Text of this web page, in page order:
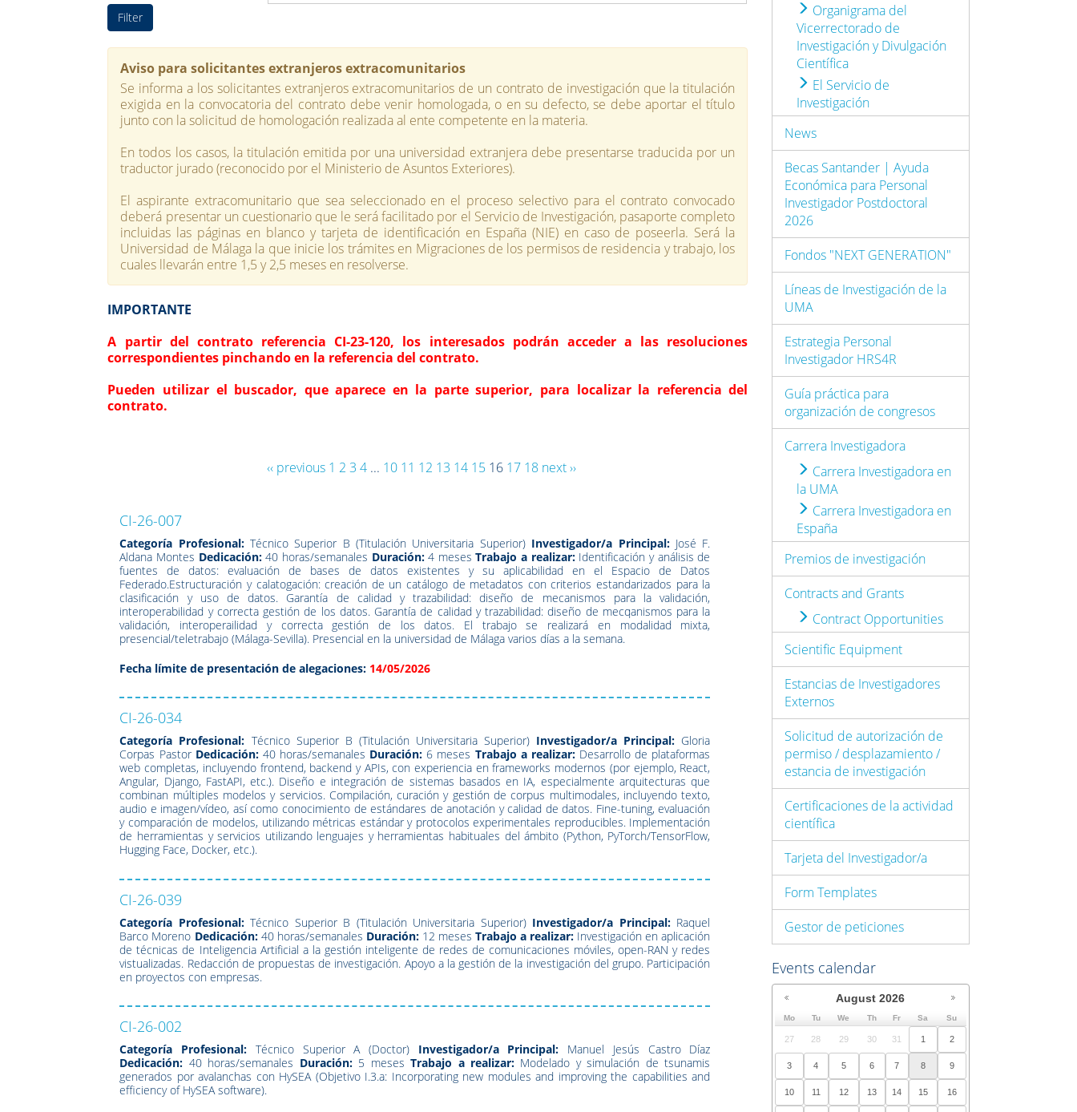
Aviso para solicitantes extranjeros extracomunitarios
Se informa a los solicitantes extranjeros extracomunitarios de un contrato de investigación que la titulación
exigida en la convocatoria del contrato debe venir homologada, o en su defecto, se debe aportar el título
junto con la solicitud de homologación realizada al ente competente en la materia.
En todos los casos, la titulación emitida por una universidad extranjera debe presentarse traducida por un
traductor jurado (reconocido por el Ministerio de Asuntos Exteriores).
El aspirante extracomunitario que sea seleccionado en el proceso selectivo para el contrato convocado
deberá presentar un cuestionario que le será facilitado por el Servicio de Investigación, pasaporte completo
incluidas las páginas en blanco y tarjeta de identificación en España (NIE) en caso de poseerla. Será la
Universidad de Málaga la que inicie los trámites en Migraciones de los permisos de residencia y trabajo, los
cuales llevarán entre 1,5 y 2,5 meses en resolverse.
IMPORTANTE
A partir del contrato referencia CI-23-120, los interesados podrán acceder a las resoluciones
correspondientes pinchando en la referencia del contrato.
Pueden utilizar el buscador, que aparece en la parte superior, para localizar la referencia del
contrato.
‹‹ previous 1 2 3 4... 10 11 12 13 14 15 16 17 18 next ››
CI-26-007
Categoría Profesional:Técnico Superior B (Titulación Universitaria Superior) Investigador/a Principal: José F.
Aldana Montes Dedicación:40 horas/semanales Duración:4 mesesTrabajo a realizar: Identificación y análisis de
fuentes de datos: evaluación de bases de datos existentes y su aplicabilidad en el Espacio de Datos
Federado.Estructuración y calatogación: creación de un catálogo de metadatos con criterios estandarizados para la
clasificación y uso de datos. Garantía de calidad y trazabilidad: diseño de mecanismos para la validación,
interoperabilidad y correcta gestión de los datos. Garantía de calidad y trazabilidad: diseño de mecqanismos para la
validación, interoperailidad y correcta gestión de los datos. El trabajo se realizará en modalidad mixta,
presencial/teletrabajo (Málaga-Sevilla). Presencial en la universidad de Málaga varios días a la semana.
Fecha límite de presentación de alegaciones: 14/05/2026
CI-26-034
Categoría Profesional: Técnico Superior B (Titulación Universitaria Superior) Investigador/a Principal: Gloria
Corpas Pastor Dedicación: 40 horas/semanales Duración: 6 meses Trabajo a realizar: Desarrollo de plataformas
web completas, incluyendo frontend, backend y APIs, con experiencia en frameworks modernos (por ejemplo, React,
Angular, Django, FastAPI, etc.). Diseño e integración de sistemas basados en IA, especialmente arquitecturas que
combinan múltiples modelos y servicios. Compilación, curación y gestión de corpus multimodales, incluyendo texto,
audio e imagen/vídeo, así como conocimiento de estándares de anotación y calidad de datos. Fine-tuning, evaluación
y comparación de modelos, utilizando métricas estándar y protocolos experimentales reproducibles. Implementación
de herramientas y servicios utilizando lenguajes y herramientas habituales del ámbito (Python, PyTorch/TensorFlow,
Hugging Face, Docker, etc.).
CI-26-039
Categoría Profesional:Técnico Superior B (Titulación Universitaria Superior) Investigador/a Principal: Raquel
Barco Moreno Dedicación: 40 horas/semanales Duración: 12 meses Trabajo a realizar: Investigación en aplicación
de técnicas de Inteligencia Artificial a la gestión inteligente de redes de comunicaciones móviles, open-RAN y redes
vistualizadas. Redacción de propuestas de investigación. Apoyo a la gestión de la investigación del grupo. Participación
en proyectos con empresas.
CI-26-002
Categoría Profesional: Técnico Superior A (Doctor) Investigador/a Principal: Manuel Jesús Castro Díaz
Dedicación: 40 horas/semanales Duración: 5 mesesTrabajo a realizar: Modelado y simulación de tsunamis
generados por avalanchas con HySEA (Objetivo I.3.a: Incorporating new modules and improving the capabilities and
efficiency of HySEA software).
Organigrama del
Vicerrectorado de
Investigación y Divulgación
Científica
El Servicio de
Investigación
News
Becas Santander | Ayuda
Económica para Personal
Investigador Postdoctoral
2026
Fondos "NEXT GENERATION"
Líneas de Investigación de la
UMA
Estrategia Personal
Investigador HRS4R
Guía práctica para
organización de congresos
Carrera Investigadora
Carrera Investigadora en
la UMA
Carrera Investigadora en
España
Premios de investigación
Contracts and Grants
Contract Opportunities
Scientific Equipment
Estancias de Investigadores
Externos
Solicitud de autorización de
permiso / desplazamiento /
estancia de investigación
Certificaciones de la actividad
científica
Tarjeta del Investigador/a
Form Templates
Gestor de peticiones
Events calendar
August 2026
Mo Tu We Th Fr Sa Su
27 28 29 30 31 1 2
3 4 5 6 7 8 9
10 11 12 13 14 15 16